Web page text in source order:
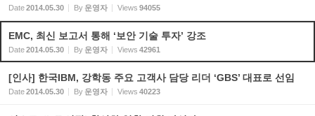
Date2014.05.30 By 운영자 Views 94055
EMC, 최신 보고서 통해 ‘보안 기술 투자’ 강조
Date2014.05.30 By 운영자 Views 42961
[인사] 한국IBM, 강학동 주요 고객사 담당 리더 ‘GBS’ 대표로 선임
Date2014.05.30 By 운영자 Views 40223